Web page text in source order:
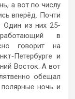
а вот по числу
вперёд. Почти
Один из них 25-
в
говорит на
Петербурге и
Восток. А вот
обещал
ночь и